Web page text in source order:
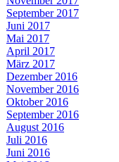
September 2017
Juni 2017
Mai 2017
April 2017
März 2017
Dezember 2016
November 2016
Oktober 2016
September 2016
August 2016
Juli 2016
Juni 2016